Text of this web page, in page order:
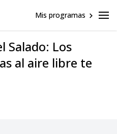
Mis programas
Salado: Los
al aire libre te